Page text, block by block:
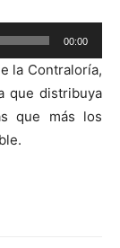
00:00
la Contraloría,
que distribuya
que más los